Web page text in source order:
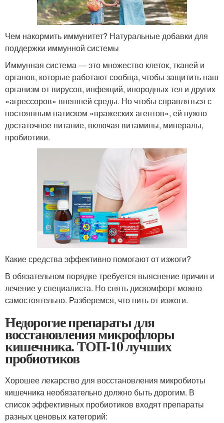
Чем накормить иммунитет? Натуральные добавки для
поддержки иммунной системы
Иммунная система — это множество клеток, тканей и
органов, которые работают сообща, чтобы защитить наш
организм от вирусов, инфекций, инородных тел и других
«агрессоров» внешней среды. Но чтобы справляться с
постоянным натиском «вражеских агентов», ей нужно
достаточное питание, включая витамины, минералы,
пробиотики.
Какие средства эффективно помогают от изжоги?
В обязательном порядке требуется выяснение причин и
лечение у специалиста. Но снять дискомфорт можно
самостоятельно. Разберемся, что пить от изжоги.
Недорогие препараты для
восстановления микрофлоры
кишечника. ТОП-10 лучших
пробиотиков
Хорошее лекарство для восстановления микробиоты
кишечника необязательно должно быть дорогим. В
список эффективных пробиотиков входят препараты
разных ценовых категорий: